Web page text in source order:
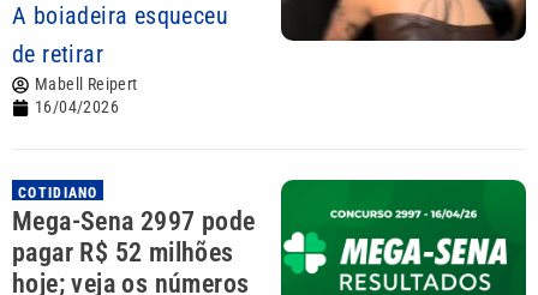
A boiadeira esqueceu
de retirar
Mabell Reipert
16/04/2026
COTIDIANO
Mega-Sena 2997 pode
pagar R$ 52 milhões
hoje; veja os números